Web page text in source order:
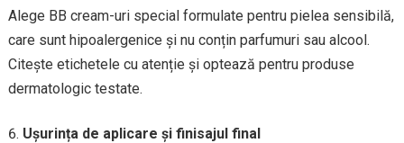
Alege BB cream-uri special formulate pentru pielea sensibilă,
care sunt hipoalergenice și nu conțin parfumuri sau alcool.
Citește etichetele cu atenție și optează pentru produse
dermatologic testate.
Ușurința de aplicare și finisajul final